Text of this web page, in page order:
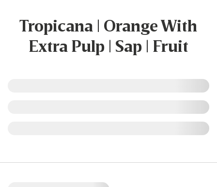
Tropicana | Orange With
Extra Pulp | Sap | Fruit